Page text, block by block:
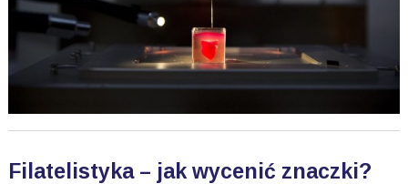
Filatelistyka – jak wycenić znaczki?